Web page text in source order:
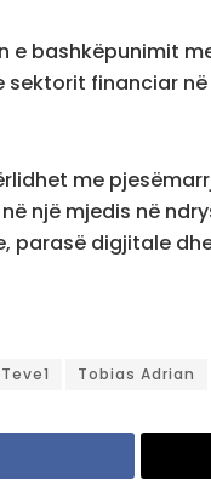
bashkëpunimit
financiar
me
një mjedis në
parasë digjitale
Teve1 Tobias Adrian